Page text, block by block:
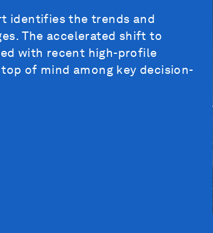
identifies the trends and
The accelerated shift to
with recent high-profile
of mind among key decision-